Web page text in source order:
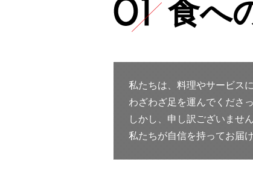
食へ
私たちは、料理やサービス
わざわざ足を運んでくださ
しかし、申し訳ございませ
私たちが自信を持ってお届